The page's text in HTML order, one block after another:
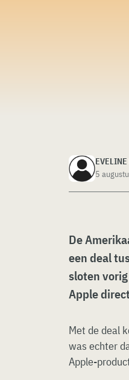
5
De
een deal
sloten
Apple
Met de deal
was echter
Apple-